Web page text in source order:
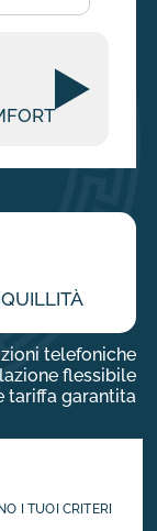
telefoniche
flessibile
tariffa garantita
I TUOI CRITERI